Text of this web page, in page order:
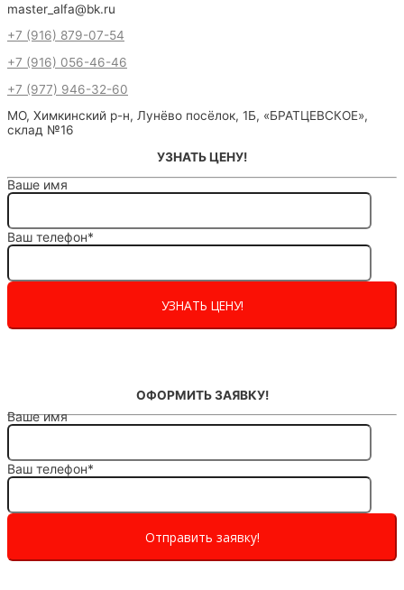
master_alfa@bk.ru
+7 (916) 879-07-54
+7 (916) 056-46-46
+7 (977) 946-32-60
МО, Химкинский р-н, Лунёво посёлок, 1Б, «БРАТЦЕВСКОЕ»,
склад №16
УЗНАТЬ ЦЕНУ!
Ваше имя
Ваш телефон*
ОФОРМИТЬ ЗАЯВКУ!
Ваше имя
Ваш телефон*